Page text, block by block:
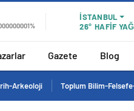
İSTANBUL
26° HAFİF
Gazete Blog
Arkeoloji Toplum Bilim-